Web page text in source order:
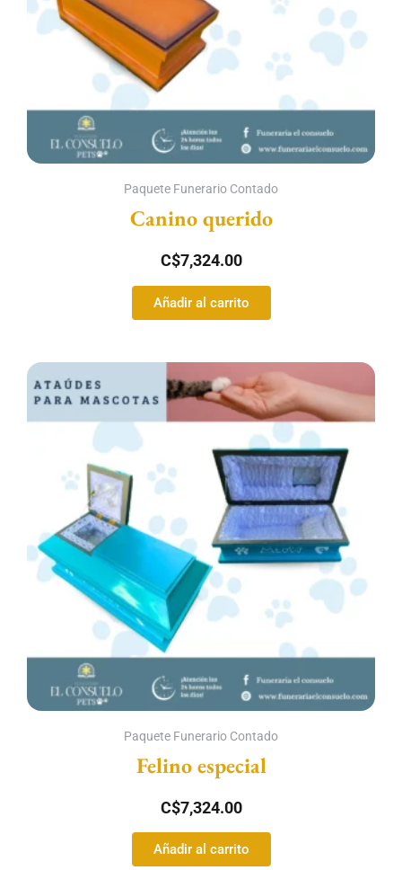
Paquete Funerario Contado
Canino querido
C$7,324.00
Añadir al carrito
Paquete Funerario Contado
Felino especial
C$7,324.00
Añadir al carrito